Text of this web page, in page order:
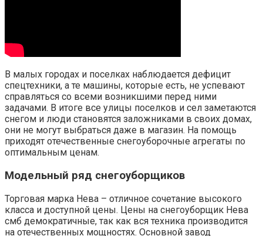
В малых городах и поселках наблюдается дефицит
спецтехники, а те машины, которые есть, не успевают
справляться со всеми возникшими перед ними
задачами. В итоге все улицы поселков и сел заметаются
снегом и люди становятся заложниками в своих домах,
они не могут выбраться даже в магазин. На помощь
приходят отечественные снегоуборочные агрегаты по
оптимальным ценам.
Модельный ряд снегоуборщиков
Торговая марка Нева – отличное сочетание высокого
класса и доступной цены. Цены на снегоуборщик Нева
смб демократичные, так как вся техника производится
на отечественных мощностях. Основной завод